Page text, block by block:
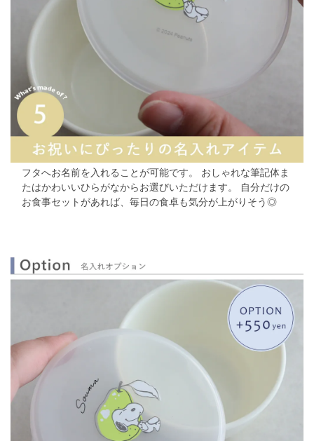
フタへお名前を入れることが可能です。
おしゃれな筆記体ま
たはかわいいひらがなからお選びいただけます。
自分だけの
お食事セットがあれば、毎日の食卓も気分が上がりそう◎